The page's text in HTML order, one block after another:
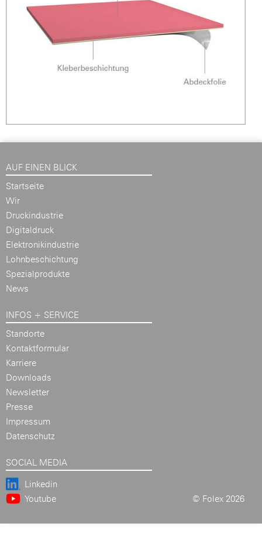
AUF EINEN BLICK
Startseite
Wir
Druckindustrie
Digitaldruck
Elektronikindustrie
Lohnbeschichtung
Spezialprodukte
News
INFOS + SERVICE
Standorte
Kontaktformular
Karriere
Downloads
Newsletter
Presse
Impressum
Datenschutz
SOCIAL MEDIA
Linkedin
Youtube
© Folex 2026